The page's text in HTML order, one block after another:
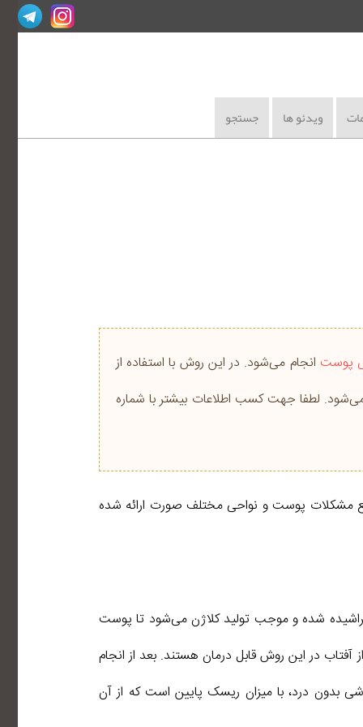
ویدئو ها جستجو
پوست انجام می‌شود. در این روش با استفاده از
لطفا جهت کسب اطلاعات بیشتر با شماره
مشکلات پوست و نواحی مختلف صورت ارائه شده
شده و موجب تولید کلاژن می‌شود تا پوست
در این روش قابل‌ درمان هستند. بعد از انجام
بدون درد، با میزان ریسک پایین است که از آن